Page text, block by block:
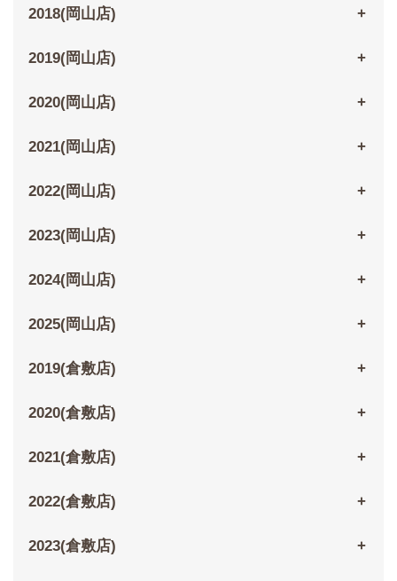
2018(岡山店)
2019(岡山店)
2020(岡山店)
2021(岡山店)
2022(岡山店)
2023(岡山店)
2024(岡山店)
2025(岡山店)
2019(倉敷店)
2020(倉敷店)
2021(倉敷店)
2022(倉敷店)
2023(倉敷店)